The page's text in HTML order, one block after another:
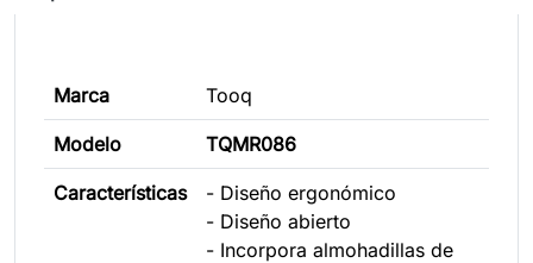
Marca Tooq
Modelo TQMR086
Características
- Diseño ergonómico
- Diseño abierto
- Incorpora almohadillas de